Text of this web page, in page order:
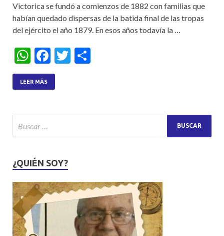
Victorica se fundó a comienzos de 1882 con familias que
habían quedado dispersas de la batida final de las tropas
del ejército el año 1879. En esos años todavía la …
W
h
at
A
p
F
ac
e
o
o
T
LEER MÁS
¿QUIÉN SOY?